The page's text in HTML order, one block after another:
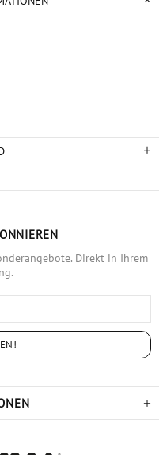
Direkt in Ihrem